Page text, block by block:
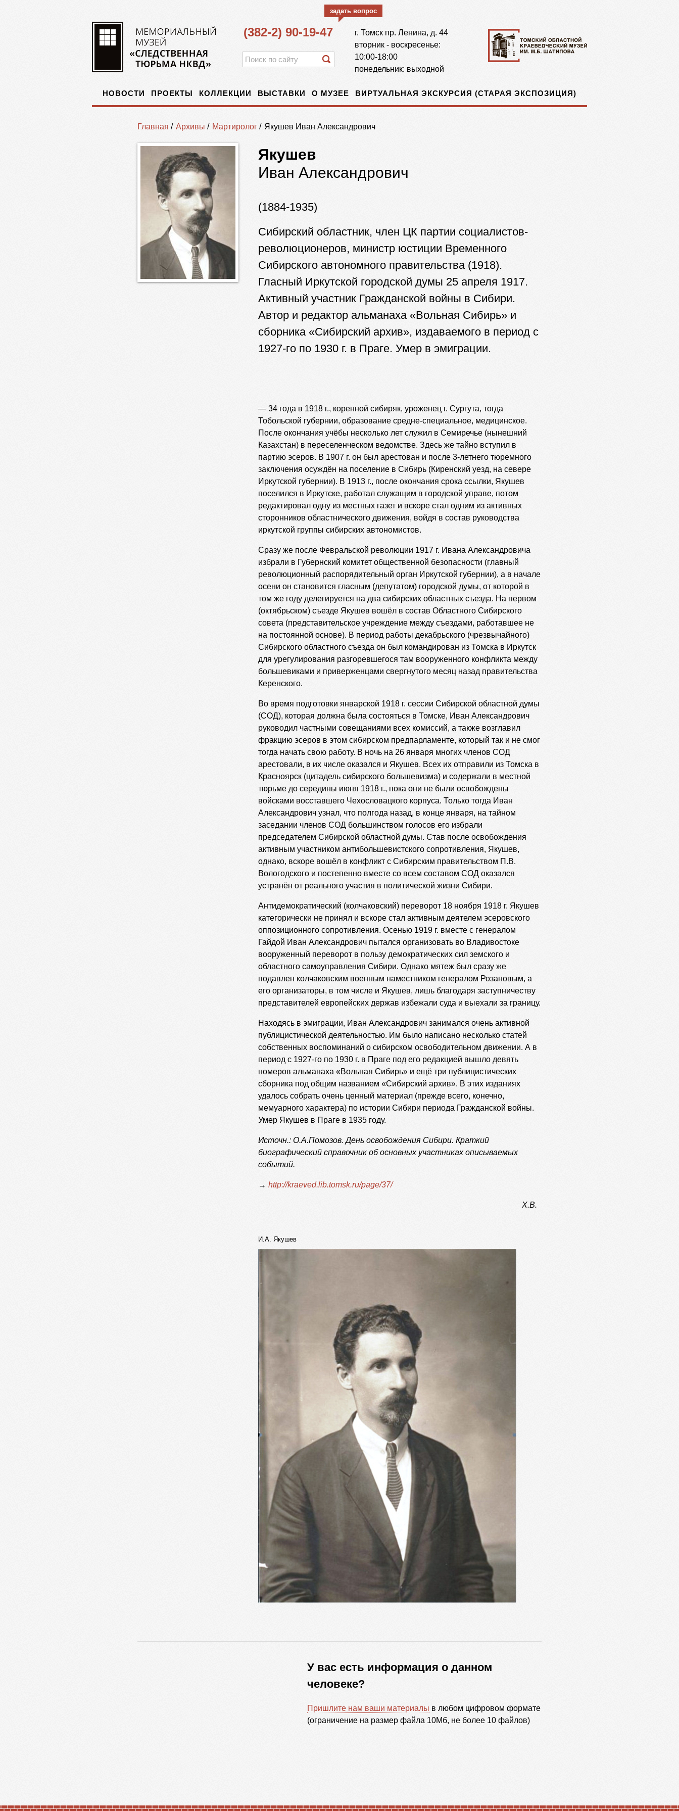
(382-2) 90-19-47
задать вопрос
НОВОСТИ ПРОЕКТЫ КОЛЛЕКЦИИ ВЫСТАВКИ О МУЗЕЕ ВИРТУАЛЬНАЯ ЭКСКУРСИЯ (СТАРАЯ ЭКСПОЗИЦИЯ)
г. Томск пр. Ленина, д. 44
вторник - воскресенье:
10:00-18:00
понедельник: выходной
Главная / Архивы / Мартиролог / Якушев Иван Александрович
Якушев
Иван Александрович
(1884-1935)
Сибирский областник, член ЦК партии социалистов-
революционеров, министр юстиции Временного
Сибирского автономного правительства (1918).
Гласный Иркутской городской думы 25 апреля 1917.
Активный участник Гражданской войны в Сибири.
Автор и редактор альманаха «Вольная Сибирь» и
сборника «Сибирский архив», издаваемого в период с
1927-го по 1930 г. в Праге. Умер в эмиграции.
— 34 года в 1918 г., коренной сибиряк, уроженец г. Сургута, тогда
Тобольской губернии, образование средне-специальное, медицинское.
После окончания учёбы несколько лет служил в Семиречье (нынешний
Казахстан) в переселенческом ведомстве. Здесь же тайно вступил в
партию эсеров. В 1907 г. он был арестован и после 3-летнего тюремного
заключения осуждён на поселение в Сибирь (Киренский уезд, на севере
Иркутской губернии). В 1913 г., после окончания срока ссылки, Якушев
поселился в Иркутске, работал служащим в городской управе, потом
редактировал одну из местных газет и вскоре стал одним из активных
сторонников областнического движения, войдя в состав руководства
иркутской группы сибирских автономистов.
Сразу же после Февральской революции 1917 г. Ивана Александровича
избрали в Губернский комитет общественной безопасности (главный
революционный распорядительный орган Иркутской губернии), а в начале
осени он становится гласным (депутатом) городской думы, от которой в
том же году делегируется на два сибирских областных съезда. На первом
(октябрьском) съезде Якушев вошёл в состав Областного Сибирского
совета (представительское учреждение между съездами, работавшее не
на постоянной основе). В период работы декабрьского (чрезвычайного)
Сибирского областного съезда он был командирован из Томска в Иркутск
для урегулирования разгоревшегося там вооруженного конфликта между
большевиками и приверженцами свергнутого месяц назад правительства
Керенского.
Во время подготовки январской 1918 г. сессии Сибирской областной думы
(СОД), которая должна была состояться в Томске, Иван Александрович
руководил частными совещаниями всех комиссий, а также возглавил
фракцию эсеров в этом сибирском предпарламенте, который так и не смог
тогда начать свою работу. В ночь на 26 января многих членов СОД
арестовали, в их числе оказался и Якушев. Всех их отправили из Томска в
Красноярск (цитадель сибирского большевизма) и содержали в местной
тюрьме до середины июня 1918 г., пока они не были освобождены
войсками восставшего Чехословацкого корпуса. Только тогда Иван
Александрович узнал, что полгода назад, в конце января, на тайном
заседании членов СОД большинством голосов его избрали
председателем Сибирской областной думы. Став после освобождения
активным участником антибольшевистского сопротивления, Якушев,
однако, вскоре вошёл в конфликт с Сибирским правительством П.В.
Вологодского и постепенно вместе со всем составом СОД оказался
устранён от реального участия в политической жизни Сибири.
Антидемократический (колчаковский) переворот 18 ноября 1918 г. Якушев
категорически не принял и вскоре стал активным деятелем эсеровского
оппозиционного сопротивления. Осенью 1919 г. вместе с генералом
Гайдой Иван Александрович пытался организовать во Владивостоке
вооруженный переворот в пользу демократических сил земского и
областного самоуправления Сибири. Однако мятеж был сразу же
подавлен колчаковским военным наместником генералом Розановым, а
его организаторы, в том числе и Якушев, лишь благодаря заступничеству
представителей европейских держав избежали суда и выехали за границу.
Находясь в эмиграции, Иван Александрович занимался очень активной
публицистической деятельностью. Им было написано несколько статей
собственных воспоминаний о сибирском освободительном движении. А в
период с 1927-го по 1930 г. в Праге под его редакцией вышло девять
номеров альманаха «Вольная Сибирь» и ещё три публицистических
сборника под общим названием «Сибирский архив». В этих изданиях
удалось собрать очень ценный материал (прежде всего, конечно,
мемуарного характера) по истории Сибири периода Гражданской войны.
Умер Якушев в Праге в 1935 году.
Источн.: О.А.Помозов. День освобождения Сибири. Краткий
биографический справочник об основных участниках описываемых
событий.
→ http://kraeved.lib.tomsk.ru/page/37/
Х.В.
И.А. Якушев
У вас есть информация о данном
человеке?
Пришлите нам ваши материалы в любом цифровом формате
(ограничение на размер файла 10Мб, не более 10 файлов)